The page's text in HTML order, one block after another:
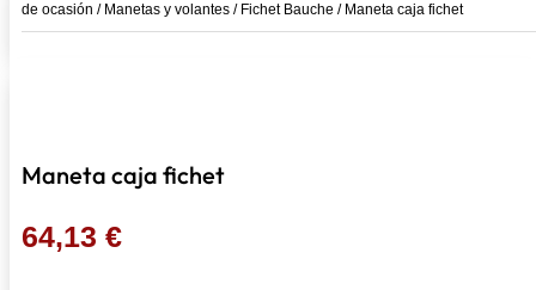
de ocasión / Manetas y volantes / Fichet Bauche / Maneta caja fichet
Maneta caja fichet
64,13 €